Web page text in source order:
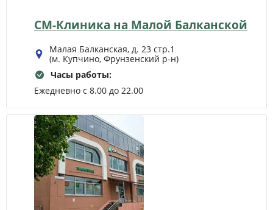
СМ-Клиника на Малой Балканской
Малая Балканская, д. 23 стр.1
(м. Купчино, Фрунзенский р‑н)
Часы работы:
Ежедневно с 8.00 до 22.00